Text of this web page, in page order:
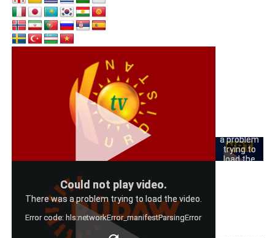
a problem
trying to
load the
Could not play video.
There was a problem trying to load the video.
Error code: hls:networkError_manifestParsingError